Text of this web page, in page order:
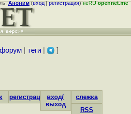
Аноним(вход|регистрация)неRUopennet.me
форум| теги| ]
регистрациявход/
выход
слежка
RSS